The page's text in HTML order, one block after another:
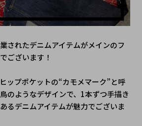
されたデニムアイテムがメインのフ
ございます！
ップポケットの“カモメマーク”と呼
のようなデザインで、1本ずつ手描き
るデニムアイテムが魅力でございま